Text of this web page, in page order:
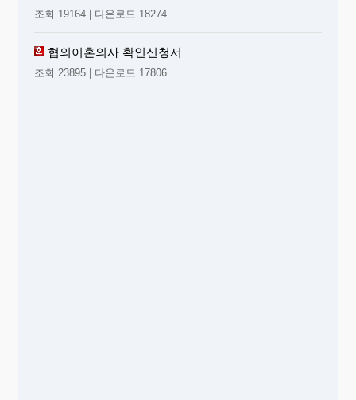
조회 19164 | 다운로드 18274
협의이혼의사 확인신청서
조회 23895 | 다운로드 17806